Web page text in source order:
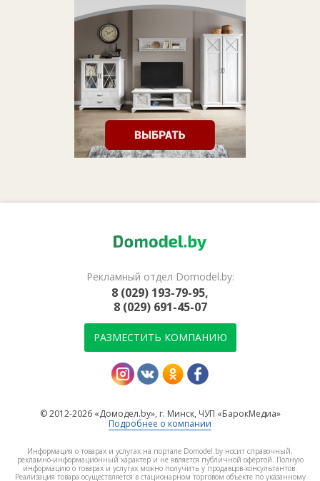
Рекламный отдел Domodel.by:
8 (029) 193-79-95,
8 (029) 691-45-07
РАЗМЕСТИТЬ КОМПАНИЮ
© 2012-2026 «Домодел.by», г. Минск, ЧУП «БарокМедиа»
Подробнее о компании
Информация о товарах и услугах на портале Domodel.by носит справочный,
рекламно-информационный характер и не является публичной офертой. Полную
информацию о товарах и услугах можно получить у продавцов-консультантов.
Реализация товара осуществляется в стационарном торговом объекте по указанному